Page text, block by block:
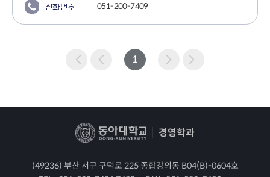
전화번호 051-200-7409
1
경영학과
(49236) 부산 서구 구덕로 225 종합강의동 B04(B)-0604호